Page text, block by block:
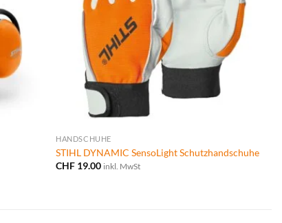
HANDSCHUHE
STIHL DYNAMIC SensoLight Schutzhandschuhe
CHF 19.00 inkl. MwSt